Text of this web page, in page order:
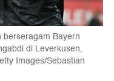
Bayern
di Leverkusen,
Images/Sebastian